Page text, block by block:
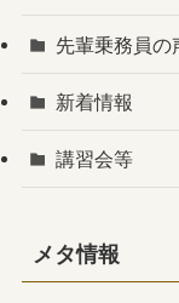
先輩乗務員の
新着情報
講習会等
メタ情報